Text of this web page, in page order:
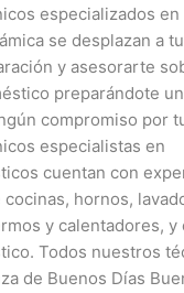
especializados
se desplazan a
y asesorarte
preparándote
compromiso por
especialistas en
cuentan con
hornos,
y calentadores,
Todos nuestros
de Buenos Días